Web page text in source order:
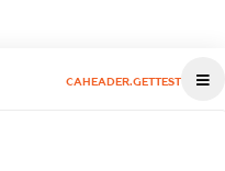
CAHEADER.GETTEST